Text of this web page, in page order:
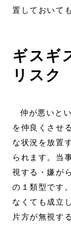
置しておいて
ギスギ
リスク
仲が悪いと
を仲良くさせ
な状況を放置
られます。当
視する・嫌が
の１類型です
なくても成立
片方が無視す